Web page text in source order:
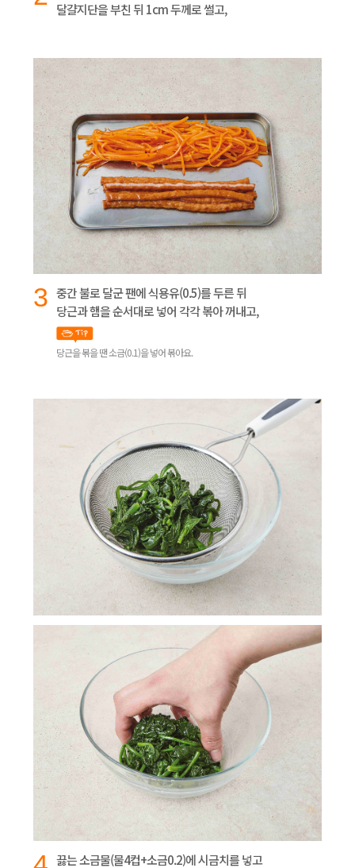
달걀지단을 부친 뒤 1cm 두께로 썰고,
3 중간 불로 달군 팬에 식용유(0.5)를 두른 뒤
당근과 햄을 순서대로 넣어 각각 볶아 꺼내고,
당근을 볶을 땐 소금(0.1)을 넣어 볶아요.
끓는 소금물(물4컵+소금0.2)에 시금치를 넣고